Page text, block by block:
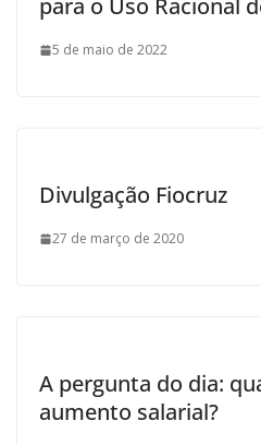
para o Uso Racional
5 de maio de 2022
Divulgação Fiocruz
27 de março de 2020
A pergunta do dia:
aumento salarial?